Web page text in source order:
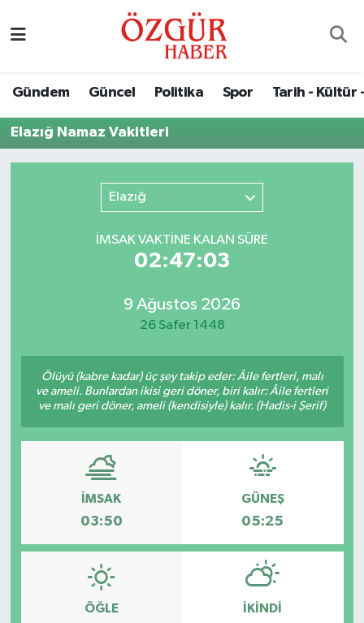
Gündem Güncel Politika Spor Tarih - Kültür
Elazığ Namaz Vakitleri
Elazığ
İMSAK VAKTİNE KALAN SÜRE
02:47:03
9 Ağustos 2026
26 Safer 1448
Ölüyü (kabre kadar) üç şey takip eder: Âile fertleri, malı
ve ameli. Bunlardan ikisi geri döner, biri kalır: Âile fertleri
ve malı geri döner, ameli (kendisiyle) kalır. (Hadis-i Şerif)
İMSAK
03:50
GÜNEŞ
05:25
ÖĞLE İKINDI
Ekonomi
Sağlık
Tarih - Kültür - Sanat - Turizm
Yaşam
Nöbetçi Eczaneler
Trafik Durumu
Tüm Manşetler
Son Dakika Haberleri